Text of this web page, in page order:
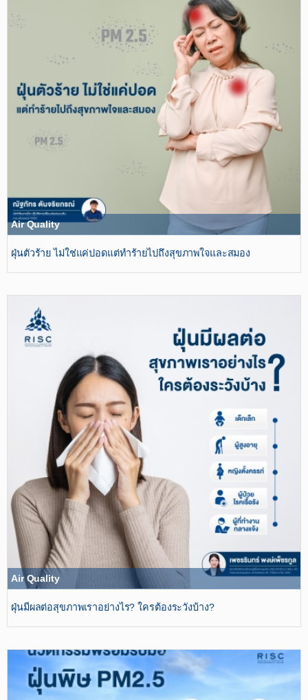
Air Quality
ฝุ่นตัวร้าย ไม่ใช่แค่ปอดแต่ทำร้ายไปถึงสุขภาพใจและสมอง
Air Quality
ฝุ่นมีผลต่อสุขภาพเราอย่างไร? ใครต้องระวังบ้าง?